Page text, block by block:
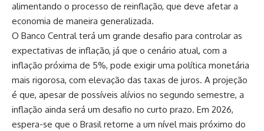
alimentando o processo de reinflação, que deve afetar a
economia de maneira generalizada.
O Banco Central terá um grande desafio para controlar as
expectativas de inflação, já que o cenário atual, com a
inflação próxima de 5%, pode exigir uma política monetária
mais rigorosa, com elevação das taxas de juros. A projeção
é que, apesar de possíveis alívios no segundo semestre, a
inflação ainda será um desafio no curto prazo. Em 2026,
espera-se que o Brasil retorne a um nível mais próximo do